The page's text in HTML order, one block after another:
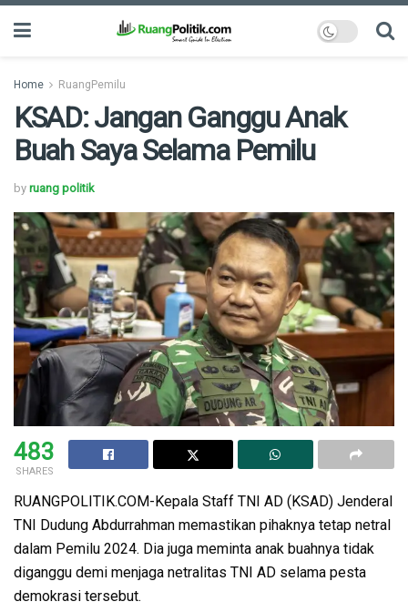
Home RuangPemilu
KSAD: Jangan Ganggu Anak
Buah Saya Selama Pemilu
by ruang politik
483
SHARES
RUANGPOLITIK.COM-Kepala Staff TNI AD (KSAD) Jenderal
TNI Dudung Abdurrahman memastikan pihaknya tetap netral
dalam Pemilu 2024. Dia juga meminta anak buahnya tidak
diganggu demi menjaga netralitas TNI AD selama pesta
demokrasi tersebut.